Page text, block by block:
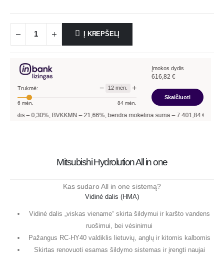
Į KREPŠELĮ
Trukmė: − 12 mėn. +
6 mėn. 84mėn.
Įmokos dydis
616,82 €
Skaičiuoti
%, BVKKMN –21,66%, bendra mokėtina suma –7 401,84€, mėnesio
Mitsubishi Hydrolution All in one
Kas sudaro All in one sistemą?
Vidinė dalis (HMA)
Vidinė dalis „viskas viename“ skirta šildymui ir karšto vandens
ruošimui, bei vėsinimui
Pažangus RC-HY40 valdiklis lietuvių, anglų ir kitomis kalbomis
Skirtas renovuoti esamas šildymo sistemas ir įrengti naujai